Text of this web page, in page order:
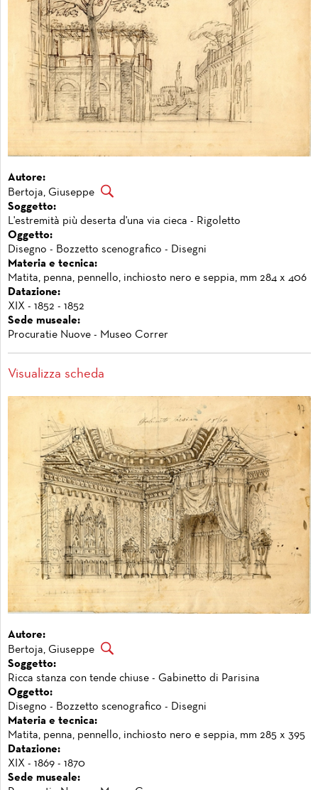
Autore:
Bertoja, Giuseppe
Soggetto:
L'estremità più deserta d'una via cieca - Rigoletto
Oggetto:
Disegno - Bozzetto scenografico - Disegni
Materia e tecnica:
Matita, penna, pennello, inchiosto nero e seppia, mm 284 x 406
Datazione:
XIX - 1852 - 1852
Sede museale:
Procuratie Nuove - Museo Correr
Visualizza scheda
Autore:
Bertoja, Giuseppe
Soggetto:
Ricca stanza con tende chiuse - Gabinetto di Parisina
Oggetto:
Disegno - Bozzetto scenografico - Disegni
Materia e tecnica:
Matita, penna, pennello, inchiosto nero e seppia, mm 285 x 395
Datazione:
XIX - 1869 - 1870
Sede museale: